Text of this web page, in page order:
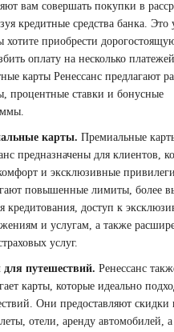
вам совершать покупки в
кредитные средства банка. Это
хотите приобрести
оплату на несколько
карты Ренессанс предлагают
процентные ставки и бонусные
карты. Премиальные
предназначены для клиентов,
и эксклюзивные
повышенные лимиты, более
кредитования, доступ к
и услугам, а также
услуг.
путешествий. Ренессанс
карты, которые идеально
Они предоставляют скидки
отели, аренду автомобилей,